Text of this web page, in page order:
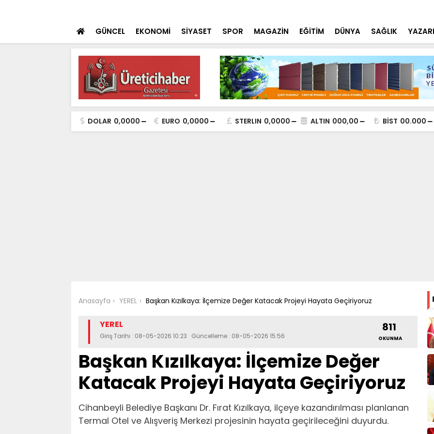
GÜNCEL EKONOMİ SİYASET SPOR MAGAZİN EĞİTİM DÜNYA SAĞLIK
DOLAR 0,0000 EURO 0,0000 STERLIN 0,0000 ALTIN 000,00 BİST 00.000
Anasayfa YEREL Başkan Kızılkaya: İlçemize Değer Katacak Projeyi Hayata Geçiriyoruz
YEREL
Giriş Tarihi : 08-05-2026 10:23 Güncelleme : 08-05-2026 15:56
811
OKUNMA
Başkan Kızılkaya: İlçemize Değer
Katacak Projeyi Hayata Geçiriyoruz
Cihanbeyli Belediye Başkanı Dr. Fırat Kızılkaya, ilçeye kazandırılması planlanan
Termal Otel ve Alışveriş Merkezi projesinin hayata geçirileceğini duyurdu.